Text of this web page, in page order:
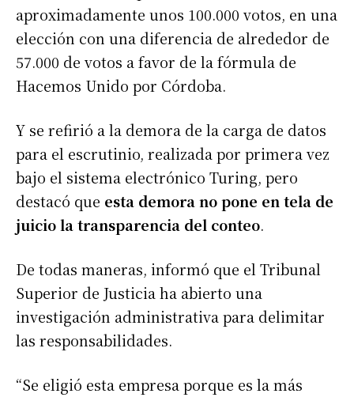
aproximadamente unos 100.000 votos, en una
elección con una diferencia de alrededor de
57.000 de votos a favor de la fórmula de
Hacemos Unido por Córdoba.
Y se refirió a la demora de la carga de datos
para el escrutinio, realizada por primera vez
bajo el sistema electrónico Turing, pero
destacó que esta demora no pone en tela de
juicio la transparencia del conteo.
De todas maneras, informó que el Tribunal
Superior de Justicia ha abierto una
investigación administrativa para delimitar
las responsabilidades.
“Se eligió esta empresa porque es la más